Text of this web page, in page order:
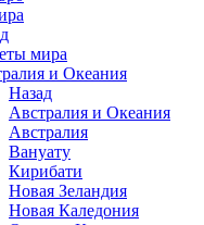
мира
и Океания
Назад
Австралия и Океания
Австралия
Вануату
Кирибати
Новая Зеландия
Новая Каледония